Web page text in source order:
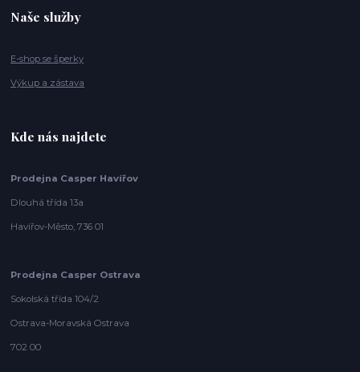
Naše služby
E-shop se šperky
Výkup a zástava
Kde nás najdete
Prodejna Casper Havířov
Dlouhá třída 13a
Havířov-Město, 736 01
Prodejna Casper Ostrava
Sokolská třída 104/2
Ostrava-Moravská Ostrava
702 00